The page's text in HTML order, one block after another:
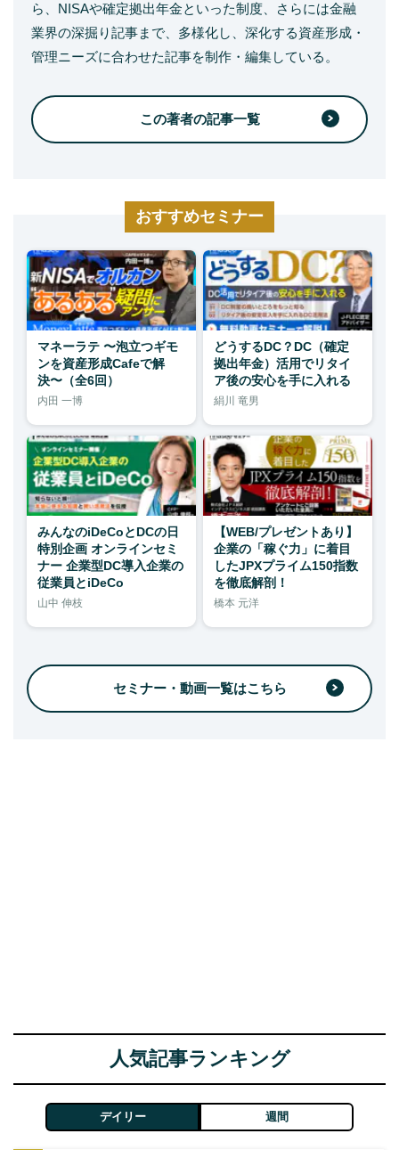
ら、NISAや確定拠出年金といった制度、さらには金融
業界の深掘り記事まで、多様化し、深化する資産形成・
管理ニーズに合わせた記事を制作・編集している。
この著者の記事一覧
おすすめセミナー
マネーラテ 〜泡立つギモ
ンを資産形成Cafeで解
決〜（全6回）
内田 一博
どうするDC？DC（確定
拠出年金）活用でリタイ
ア後の安心を手に入れる
絹川 竜男
みんなのiDeCoとDCの日
特別企画 オンラインセミ
ナー 企業型DC導入企業の
従業員とiDeCo
山中 伸枝
【WEB/プレゼントあり】
企業の「稼ぐ力」に着目
したJPXプライム150指数
を徹底解剖！
橋本 元洋
セミナー・動画一覧はこちら
人気記事ランキング
デイリー 週間